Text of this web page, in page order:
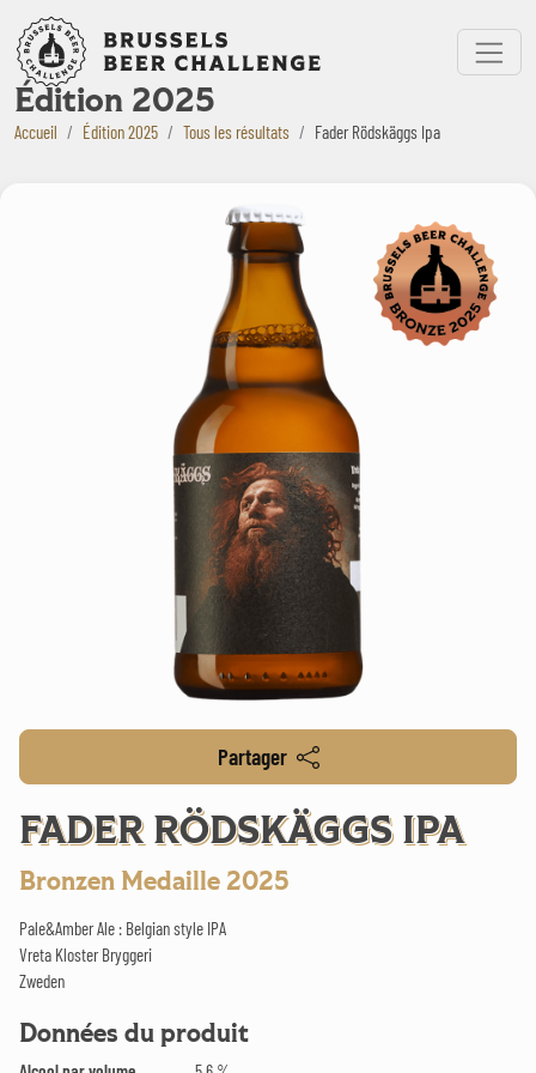
Bruxelles Beer Challenge
Menu
Édition 2025
Accueil Édition 2025 Tous les résultats Fader Rödskäggs Ipa
Partager
FADER RÖDSKÄGGS IPA
Bronzen Medaille 2025
Pale&Amber Ale : Belgian style IPA
Vreta Kloster Bryggeri
Zweden
Données du produit